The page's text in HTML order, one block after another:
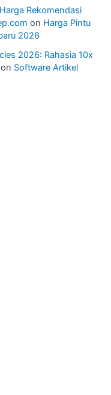
Rekomendasi
on Harga Pintu
2026
2026: Rahasia 10x
on Software Artikel